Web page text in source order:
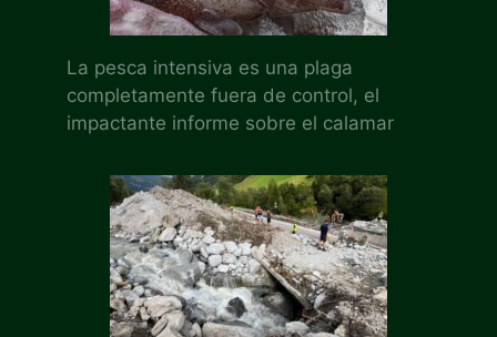
La pesca intensiva es una plaga
completamente fuera de control, el
impactante informe sobre el calamar